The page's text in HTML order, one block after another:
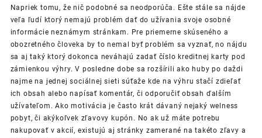
Napriek tomu, že nič podobné sa neodporúča. Ešte stále sa nájde
veľa ľudí ktorý nemajú problém dať do užívania svoje osobné
informácie neznámym stránkam. Pre priemerne skúseného a
obozretného človeka by to nemal byť problém sa vyznať, no nájdu
sa aj taký ktorý dokonca neváhajú zadať číslo kreditnej karty pod
zámienkou výhry. V posledne dobe sa rozšírili ako huby po daždi
najme na jednej sociálnej sieti súťaže kde na výhru stačí zdieľať
ich obsah alebo napísať komentár, či odporučiť obsah ďalším
užívateľom. Ako motivácia je často krát dávaný nejaký welness
pobyt, či akýkoľvek zľavovy kupón. No ak už máte potrebu
nakupovať v akcií, existujú aj stránky zamerané na takéto zľavy a